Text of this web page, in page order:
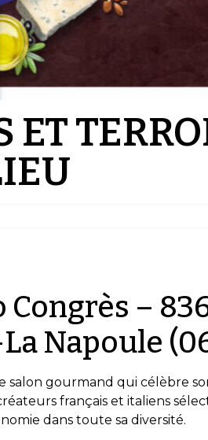
ET
Congrès –
Napoule
salon gourmand qui célèbre
français et italiens
dans toute sa diversité.